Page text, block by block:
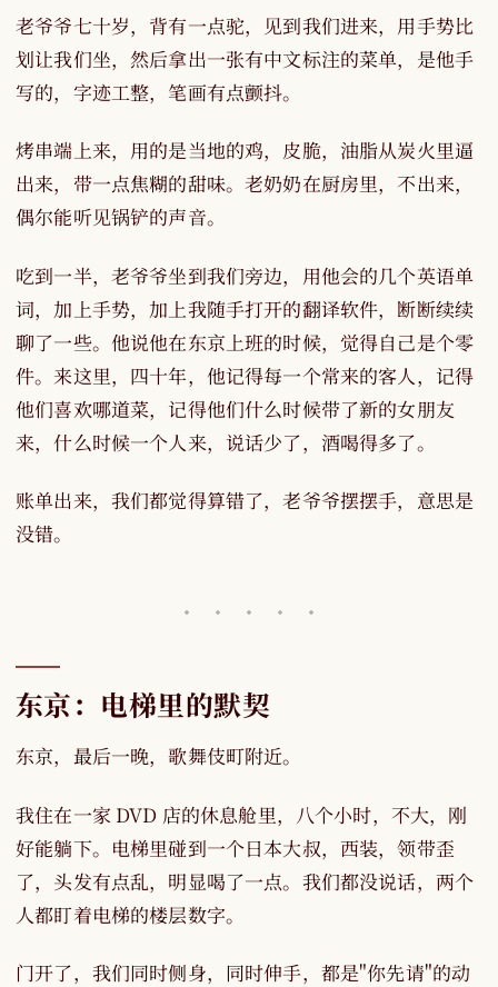
老爷爷七十岁，背有一点驼，见到我们进来，用手势比
划让我们坐，然后拿出一张有中文标注的菜单，是他手
写的，字迹工整，笔画有点颤抖。
烤串端上来，用的是当地的鸡，皮脆，油脂从炭火里逼
出来，带一点焦糊的甜味。老奶奶在厨房里，不出来，
偶尔能听见锅铲的声音。
吃到一半，老爷爷坐到我们旁边，用他会的几个英语单
词，加上手势，加上我随手打开的翻译软件，断断续续
聊了一些。他说他在东京上班的时候，觉得自己是个零
件。来这里，四十年，他记得每一个常来的客人，记得
他们喜欢哪道菜，记得他们什么时候带了新的女朋友
来，什么时候一个人来，说话少了，酒喝得多了。
账单出来，我们都觉得算错了，老爷爷摆摆手，意思是
没错。
东京：电梯里的默契
东京，最后一晚，歌舞伎町附近。
我住在一家 DVD 店的休息舱里，八个小时，不大，刚
好能躺下。电梯里碰到一个日本大叔，西装，领带歪
了，头发有点乱，明显喝了一点。我们都没说话，两个
人都盯着电梯的楼层数字。
门开了，我们同时侧身，同时伸手，都是"你先请"的动